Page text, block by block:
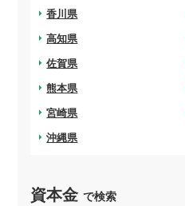
香川県
arrow_right
高知県
arrow_right
佐賀県
arrow_right
熊本県
arrow_right
宮崎県
arrow_right
沖縄県
arrow_right
資本金で検索